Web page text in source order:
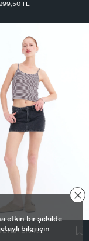
TL
ETEK E1049
etkin bir şekilde
bilgi için